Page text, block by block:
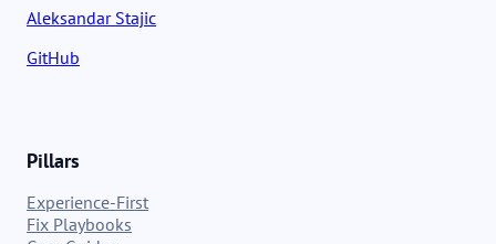
Aleksandar Stajic
GitHub
Pillars
Experience-First
Fix Playbooks